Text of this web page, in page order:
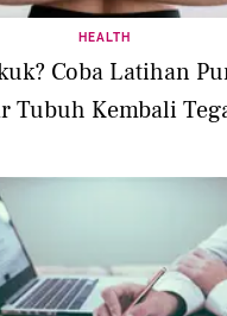
HEALTH
Coba Latihan
Tubuh Kembali